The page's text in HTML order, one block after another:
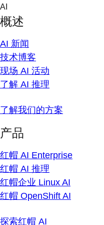
Skip
content
AI
概述
AI 新闻
技术博客
现场 AI 活动
了解 AI 推理
了解我们的方案
产品
红帽 AI Enterprise
红帽 AI 推理
红帽企业 Linux AI
红帽 OpenShift AI
探索红帽 AI